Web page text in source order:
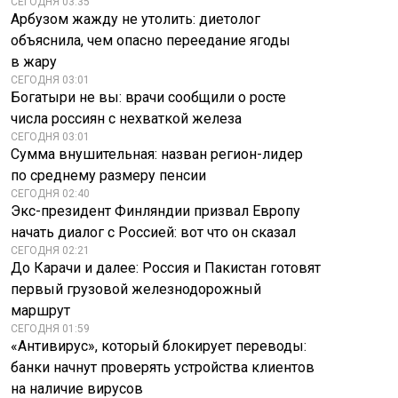
«Радиостанция
Судного дня»
Стало известно,
Арбузом жажду не утолить: диетолог
объяснила, чем опасно переедание ягоды
в жару
СЕГОДНЯ 03:01
Богатыри не вы: врачи сообщили о росте
числа россиян с нехваткой железа
СЕГОДНЯ 03:01
Сумма внушительная: назван регион-лидер
по среднему размеру пенсии
СЕГОДНЯ 02:40
Экс-президент Финляндии призвал Европу
начать диалог с Россией: вот что он сказал
СЕГОДНЯ 02:21
До Карачи и далее: Россия и Пакистан готовят
первый грузовой железнодорожный
маршрут
СЕГОДНЯ 01:59
«Антивирус», который блокирует переводы:
банки начнут проверять устройства клиентов
на наличие вирусов